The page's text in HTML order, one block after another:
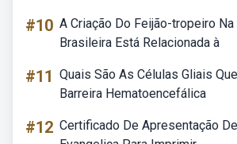
#10 A Criação Do Feijão-tropeiro Na
Brasileira Está Relacionada à
#11 Quais São As Células Gliais
Barreira Hematoencefálica
#12 Certificado De Apresentação